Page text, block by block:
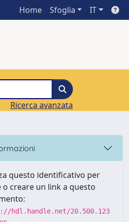
Home Sfoglia IT
Ricerca avanzata
questo identificativo per
o creare un link a questo
hdl.handle.net/20.500.123